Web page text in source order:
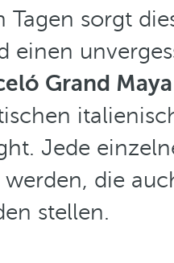
sorgt
einen
Grand
Jede
die
stellen.